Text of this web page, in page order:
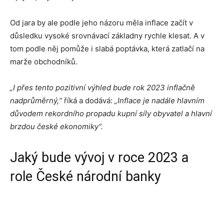
Od jara by ale podle jeho názoru měla inflace začít v
důsledku vysoké srovnávací základny rychle klesat. A v
tom podle něj pomůže i slabá poptávka, která zatlačí na
marže obchodníků.
„I přes tento pozitivní výhled bude rok 2023 inflačně
nadprůměrný,“říká a dodává: „Inflace je nadále hlavním
důvodem rekordního propadu kupní síly obyvatel a hlavní
brzdou české ekonomiky“.
Jaký bude vývoj v roce 2023 a
role České národní banky